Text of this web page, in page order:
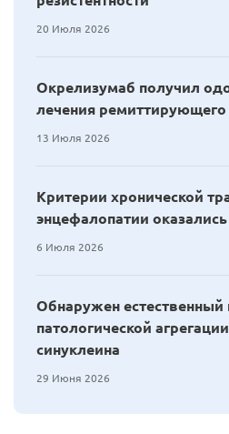
20 Июля 2026
Окрелизумаб получил
лечения ремиттирующего
13 Июля 2026
Критерии хронической
энцефалопатии
6 Июля 2026
Обнаружен естественный
патологической
синуклеина
29 Июня 2026